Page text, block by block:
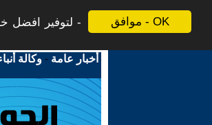
موافق - OK
لتوفير افضل
أخبار عامة -وكالة